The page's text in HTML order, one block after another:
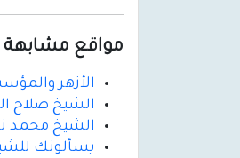
مواقع مشابهة
الأزهر
الشيخ صلاح
الشيخ محمد
يسألونك